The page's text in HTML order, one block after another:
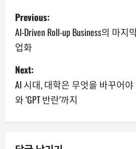
P
o
s
t
n
a
Previous:
AI-Driven Roll-up Business의 마
업화
Next:
AI 시대, 대학은 무엇을 바꾸어
와 ‘GPT 반란’까지